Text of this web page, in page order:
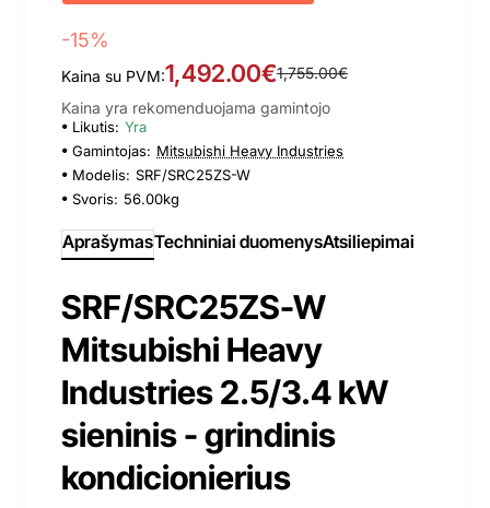
-15%
Kaina su PVM:1,492.00€1,755.00€
Kaina yra rekomenduojama gamintojo
Likutis: Yra
Gamintojas: Mitsubishi Heavy Industries
Modelis: SRF/SRC25ZS-W
Svoris: 56.00kg
AprašymasTechniniai duomenysAtsiliepimai
SRF/SRC25ZS-W
Mitsubishi Heavy
Industries 2.5/3.4 kW
sieninis - grindinis
kondicionierius